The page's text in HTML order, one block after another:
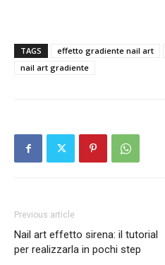
TAGS effetto gradiente nail art
nail art gradiente
Previous article
Nail art effetto sirena: il tutorial
per realizzarla in pochi step